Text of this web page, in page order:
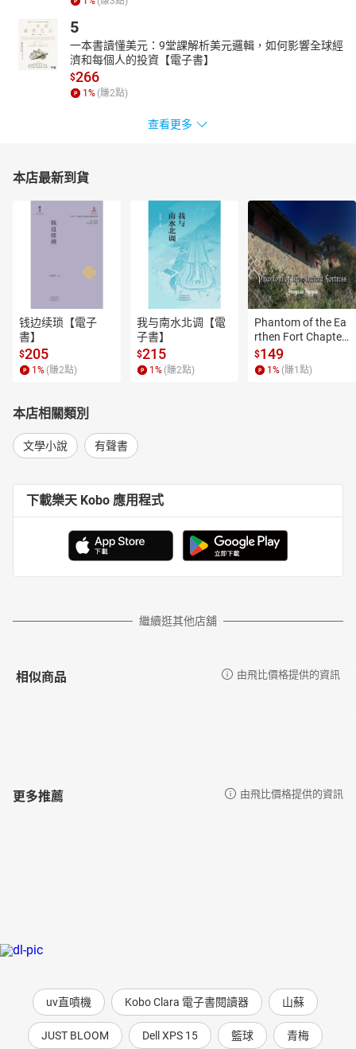
一葉的文學世界。
跟隨樋口一葉的目光，一窺明治女性的愛戀情懷，本書不容錯過──
大年夜（一八九四．十二）
──題材從仿擬古典文學趣味轉向刻劃世相百態，開啟日本文學史上
「奇蹟的十四個月」之作。
十三夜（一八九五．十二）
──飽受家暴之苦的人妻巧遇初戀情人，如果是你會怎麼選擇？
吾子（一八九六．一）
──作者短瞬的一生唯一口語體之作，直書年輕母親的哀怨獨白。究
有聲出版：紅通通文化與尚儀數位學習聯合出版
【目錄】
版權宣告
書籍介紹
作者與朗讀者介紹
浮生如同一葉扁舟——樋口一葉小傳與重要著作年表
目次
本書原文版本
大年夜（一八九四‧十二）（ 下）
塵之中一葉記（一）‧為錢所困的樋口一葉
青梅竹馬（一八九五‧一）-01
青梅竹馬（一八九五‧一）-02
塵之中一葉記（二）‧為愛所苦的樋口一葉
5
一本書讀懂美元：9堂課解析美元邏輯，如何影響全球經
濟和每個人的投資【電子書】
$266
1 % (賺2點)
查看更多
本店最新到貨
钱边续琐【電子
書】
$205
1 % (賺2點)
我与南水北调【電
子書】
$215
1 % (賺2點)
Phantom of the Ea
rthen Fort Chapter
4【有聲書】
$149
1 % (賺1 點)
本店相關類別
文學小說 有聲書
下載樂天 Kobo 應用程式
繼續逛其他店舖
相似商品 由飛比價格提供的資訊
更多推薦 由飛比價格提供的資訊
uv直噴機 Kobo Clara 電子書閱讀器 山蘇
JUST BLOOM Dell XPS 15 籃球 青梅